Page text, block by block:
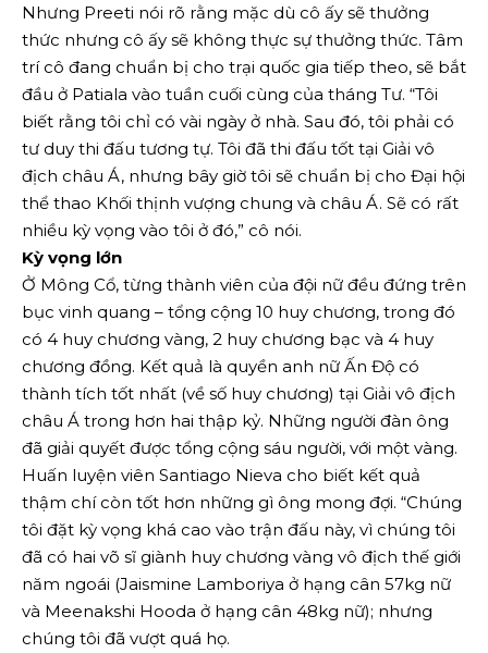
Nhưng Preeti nói rõ rằng mặc dù cô ấy sẽ thưởng
thức nhưng cô ấy sẽ không thực sự thưởng thức. Tâm
trí cô đang chuẩn bị cho trại quốc gia tiếp theo, sẽ bắt
đầu ở Patiala vào tuần cuối cùng của tháng Tư. “Tôi
biết rằng tôi chỉ có vài ngày ở nhà. Sau đó, tôi phải có
tư duy thi đấu tương tự. Tôi đã thi đấu tốt tại Giải vô
địch châu Á, nhưng bây giờ tôi sẽ chuẩn bị cho Đại hội
thể thao Khối thịnh vượng chung và châu Á. Sẽ có rất
nhiều kỳ vọng vào tôi ở đó,” cô nói.
Kỳ vọng lớn
Ở Mông Cổ, từng thành viên của đội nữ đều đứng trên
bục vinh quang – tổng cộng 10 huy chương, trong đó
có 4 huy chương vàng, 2 huy chương bạc và 4 huy
chương đồng. Kết quả là quyền anh nữ Ấn Độ có
thành tích tốt nhất (về số huy chương) tại Giải vô địch
châu Á trong hơn hai thập kỷ. Những người đàn ông
đã giải quyết được tổng cộng sáu người, với một vàng.
Huấn luyện viên Santiago Nieva cho biết kết quả
thậm chí còn tốt hơn những gì ông mong đợi. “Chúng
tôi đặt kỳ vọng khá cao vào trận đấu này, vì chúng tôi
đã có hai võ sĩ giành huy chương vàng vô địch thế giới
năm ngoái (Jaismine Lamboriya ở hạng cân 57kg nữ
và Meenakshi Hooda ở hạng cân 48kg nữ); nhưng
chúng tôi đã vượt quá họ.